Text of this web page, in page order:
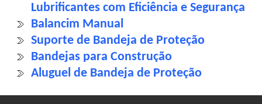
Lubrificantes com Eficiência e Segurança
Balancim Manual
Suporte de Bandeja de Proteção
Bandejas para Construção
Aluguel de Bandeja de Proteção